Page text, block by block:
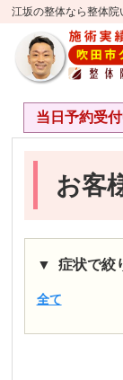
江坂の整体なら整体
当日予約受
お客
症状で絞
全て